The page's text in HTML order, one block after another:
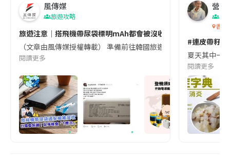
風傳媒
旅遊攻略
旅遊注意｜搭飛機帶尿袋標明mAh都會被沒收😱出發前切記檢查
（文章由風傳媒授權轉載） 準備前往韓國旅遊的民眾，近期要
閱讀更多
營養
香港
#連皮帶籽
夏天其中一
閱讀更多